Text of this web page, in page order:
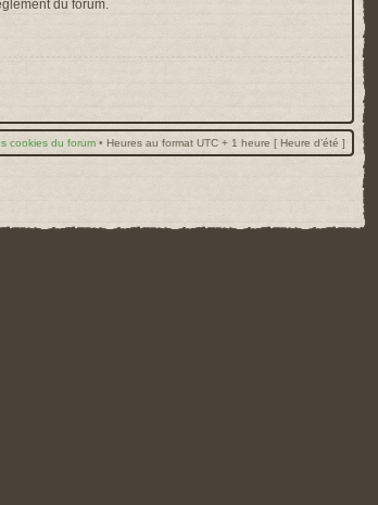
du forum.
cookies du forum • Heures au format UTC + 1 heure [ Heure d’été ]